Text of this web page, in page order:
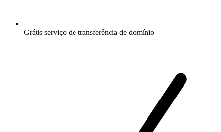
Grátis serviço de transferência de domínio